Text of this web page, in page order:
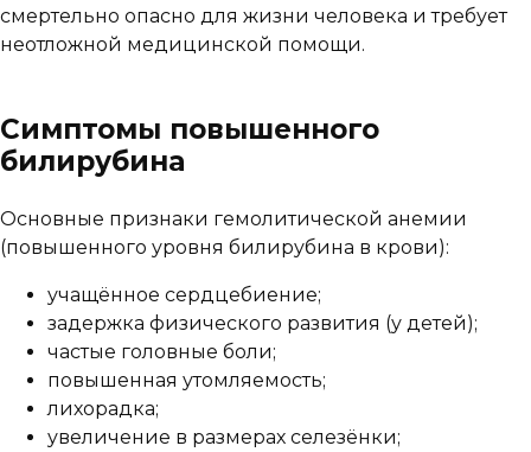
смертельно опасно для жизни человека и требует
неотложной медицинской помощи.
Симптомы повышенного
билирубина
Основные признаки гемолитической анемии
(повышенного уровня билирубина в крови):
учащённое сердцебиение;
задержка физического развития (у детей);
частые головные боли;
повышенная утомляемость;
лихорадка;
увеличение в размерах селезёнки;